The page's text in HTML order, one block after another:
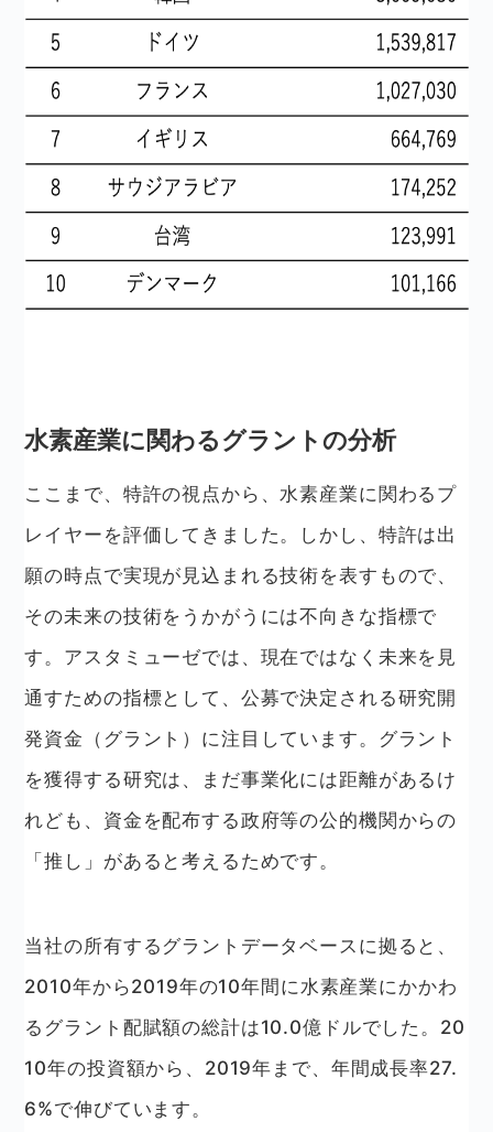
水素産業に関わるグラントの分析
ここまで、特許の視点から、水素産業に関わるプ
レイヤーを評価してきました。しかし、特許は出
願の時点で実現が見込まれる技術を表すもので、
その未来の技術をうかがうには不向きな指標で
す。アスタミューゼでは、現在ではなく未来を見
通すための指標として、公募で決定される研究開
発資金（グラント）に注目しています。グラント
を獲得する研究は、まだ事業化には距離があるけ
れども、資金を配布する政府等の公的機関からの
「推し」があると考えるためです。
当社の所有するグラントデータベースに拠ると、
2010年から2019年の10年間に水素産業にかかわ
るグラント配賦額の総計は10.0億ドルでした。20
10年の投資額から、2019年まで、年間成長率27.
6%で伸びています。